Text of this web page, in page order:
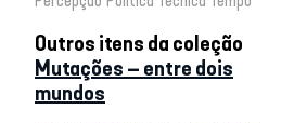
Outros itens da coleção
Mutações – entre dois
mundos